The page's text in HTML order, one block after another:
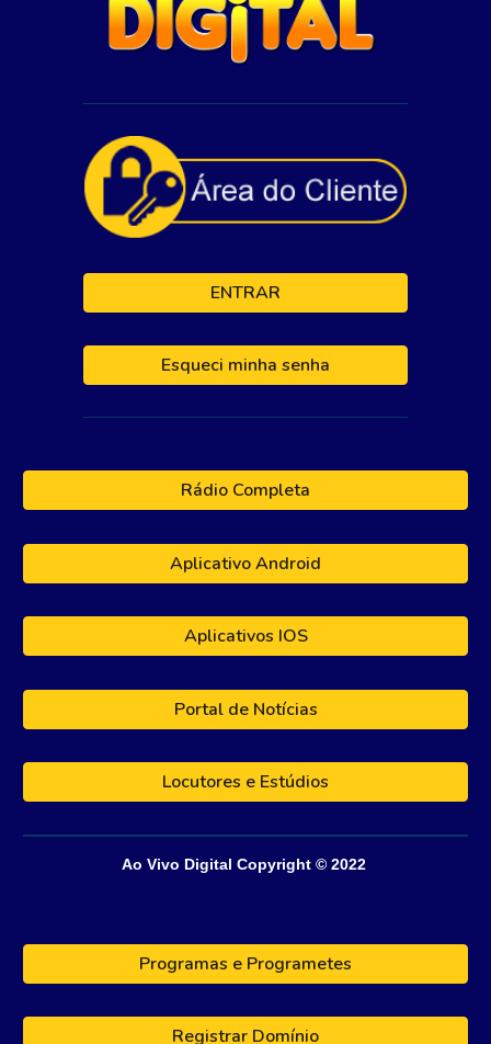
ENTRAR
Esqueci minha senha
Rádio Completa
Aplicativo Android
Aplicativos IOS
Portal de Notícias
Locutores e Estúdios
Ao Vivo Digital Copyright © 2022
Programas e Programetes
Registrar Domínio